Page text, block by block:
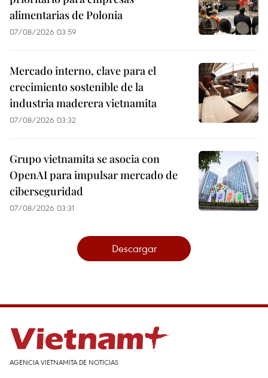
alimentarias de Polonia
07/08/2026 03:59
Mercado interno, clave para el
crecimiento sostenible de la
industria maderera vietnamita
07/08/2026 03:32
Grupo vietnamita se asocia con
OpenAI para impulsar mercado de
ciberseguridad
07/08/2026 03:31
Descargar
AGENCIA VIETNAMITA DE NOTICIAS